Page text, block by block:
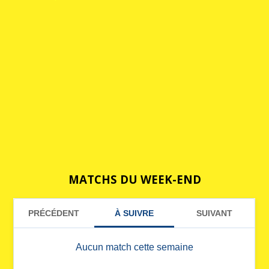
MATCHS DU WEEK-END